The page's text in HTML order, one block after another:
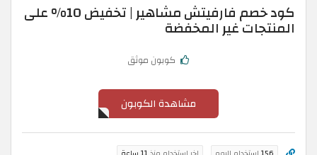
كود خصم فارفيتش مشاهير | تخفيض 10% على
المنتجات غير المخفضة
كوبون موثق
مشاهدة الكوبون